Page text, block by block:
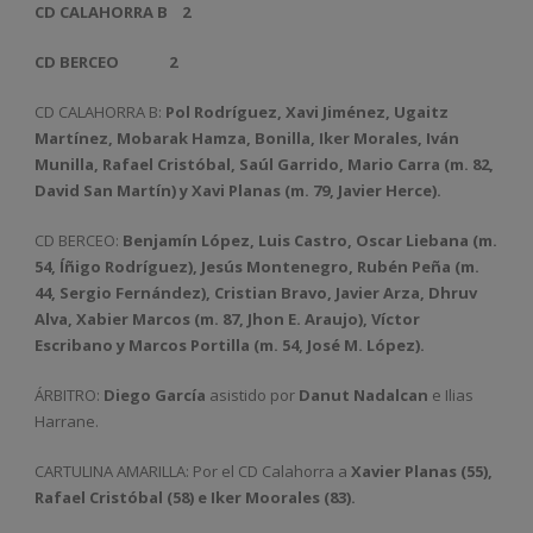
CD CALAHORRA B 2
CD BERCEO 2
CD CALAHORRA B: Pol Rodríguez, Xavi Jiménez, Ugaitz
Martínez, Mobarak Hamza, Bonilla, Iker Morales, Iván
Munilla, Rafael Cristóbal, Saúl Garrido, Mario Carra (m. 82,
David San Martín) y Xavi Planas (m. 79, Javier Herce).
CD BERCEO: Benjamín López, Luis Castro, Oscar Liebana (m.
54, Íñigo Rodríguez), Jesús Montenegro, Rubén Peña (m.
44, Sergio Fernández), Cristian Bravo, Javier Arza, Dhruv
Alva, Xabier Marcos (m. 87, Jhon E. Araujo), Víctor
Escribano y Marcos Portilla (m. 54, José M. López).
ÁRBITRO: Diego García asistido por Danut Nadalcan e Ilias
Harrane.
CARTULINA AMARILLA: Por el CD Calahorra a Xavier Planas (55),
Rafael Cristóbal (58) e Iker Moorales (83).